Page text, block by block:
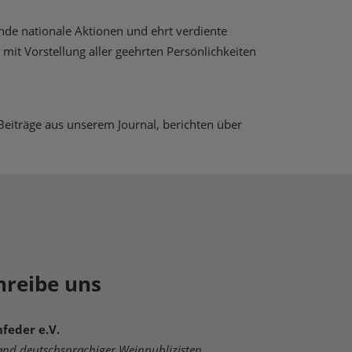
nationale Aktionen und ehrt verdiente
Vorstellung aller geehrten Persönlichkeiten
aus unserem Journal, berichten über
uns
e.V.